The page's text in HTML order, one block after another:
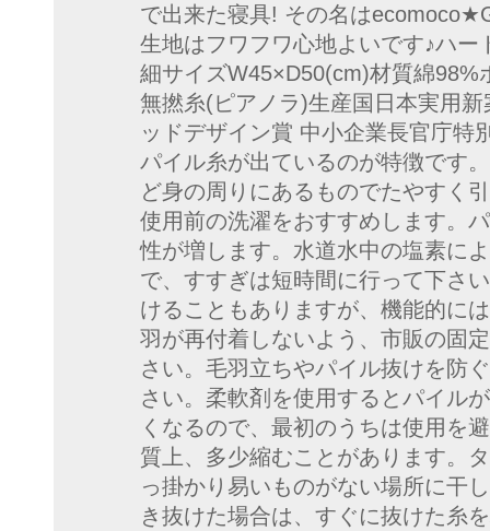
で出来た寝具! その名は
生地はフワフワ心地よいです♪ハ
細サイズW45×D50(cm)材質綿
無撚糸(ピアノラ)生産国日本実用
ッドデザイン賞 中小企業長官庁特
パイル糸が出ているのが特徴です
ど身の周りにあるものでたやすく
使用前の洗濯をおすすめします。
性が増します。水道水中の塩素に
で、すすぎは短時間に行って下さ
けることもありますが、機能的に
羽が再付着しないよう、市販の固
さい。毛羽立ちやパイル抜けを防
さい。柔軟剤を使用するとパイル
くなるので、最初のうちは使用を
質上、多少縮むことがあります。
っ掛かり易いものがない場所に干
き抜けた場合は、すぐに抜けた糸